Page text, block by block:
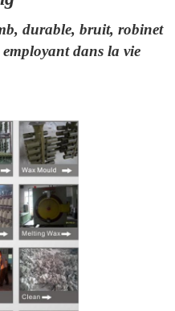
rappellerons
SOUMETTRE
durable, bruit, robinet
dans la vie